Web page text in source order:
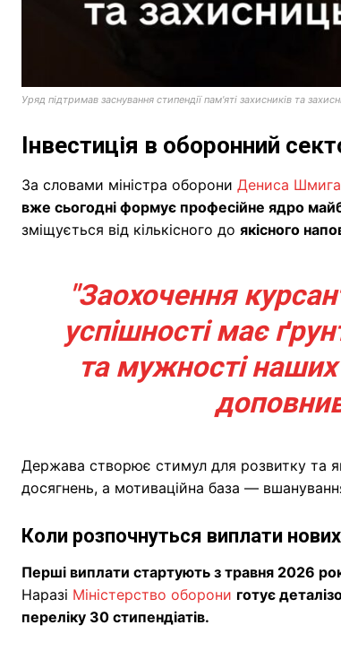
Уряд підтримав заснування стипендії пам'яті захисників та
Інвестиція в оборонний
За словами міністра оборони Дениса
вже сьогодні формує професійне ядро
зміщується від кількісного до якісного
"Заохочення
успішності має
та мужності наших
Держава створює стимул для розвитку та
досягнень, а мотиваційна база —
Коли розпочнуться виплати
Перші виплати стартують з травня 2026
Наразі Міністерство оборони готує
переліку 30 стипендіатів.